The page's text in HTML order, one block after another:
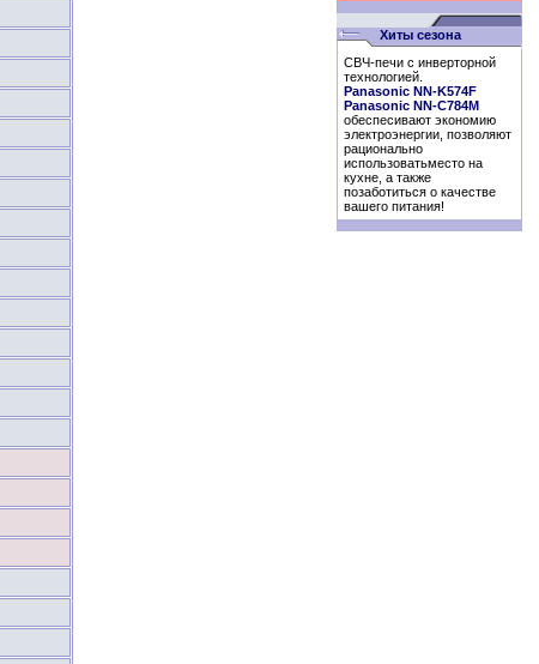
Хиты сезона
СВЧ-печи с инверторной
технологией.
Panasonic NN-K574F
Panasonic NN-C784M
обеспесивают экономию
электроэнергии, позволяют
рационально
использоватьместо на
кухне, а также
позаботиться о качестве
вашего питания!